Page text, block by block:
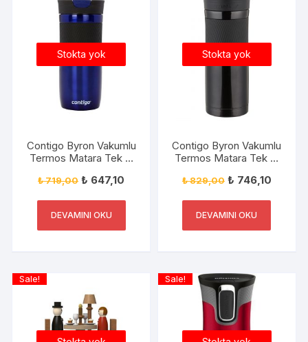
Stokta yok
Contigo Byron Vakumlu
Termos Matara Tek El
₺719,00 ₺ 647,10
DEVAMINI OKU
Stokta yok
Contigo Byron Vakumlu
Termos Matara Tek El
₺829,00 ₺ 746,10
DEVAMINI OKU
Sale! Sale!